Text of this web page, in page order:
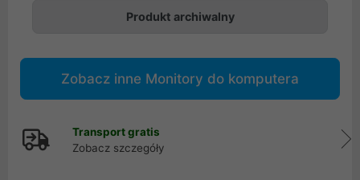
Produkt archiwalny
Zobacz inne Monitory do komputera
Transport gratis
Zobacz szczegóły